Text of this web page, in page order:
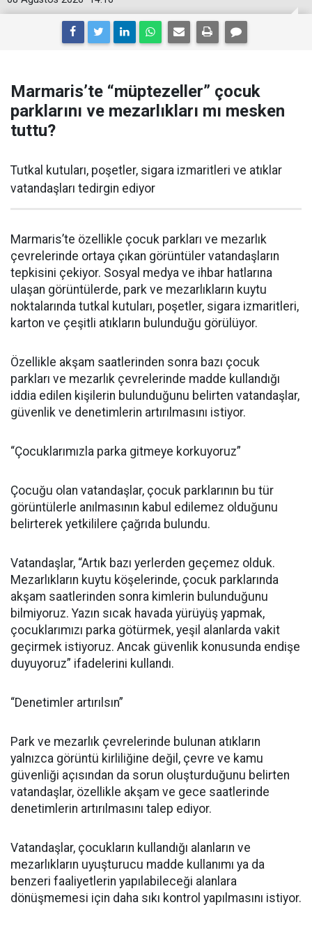
Marmaris’te “müptezeller” çocuk
parklarını ve mezarlıkları mı mesken
tuttu?
Tutkal kutuları, poşetler, sigara izmaritleri ve atıklar
vatandaşları tedirgin ediyor
Marmaris’te özellikle çocuk parkları ve mezarlık
çevrelerinde ortaya çıkan görüntüler vatandaşların
tepkisini çekiyor. Sosyal medya ve ihbar hatlarına
ulaşan görüntülerde, park ve mezarlıkların kuytu
noktalarında tutkal kutuları, poşetler, sigara izmaritleri,
karton ve çeşitli atıkların bulunduğu görülüyor.
Özellikle akşam saatlerinden sonra bazı çocuk
parkları ve mezarlık çevrelerinde madde kullandığı
iddia edilen kişilerin bulunduğunu belirten vatandaşlar,
güvenlik ve denetimlerin artırılmasını istiyor.
“Çocuklarımızla parka gitmeye korkuyoruz”
Çocuğu olan vatandaşlar, çocuk parklarının bu tür
görüntülerle anılmasının kabul edilemez olduğunu
belirterek yetkililere çağrıda bulundu.
Vatandaşlar, “Artık bazı yerlerden geçemez olduk.
Mezarlıkların kuytu köşelerinde, çocuk parklarında
akşam saatlerinden sonra kimlerin bulunduğunu
bilmiyoruz. Yazın sıcak havada yürüyüş yapmak,
çocuklarımızı parka götürmek, yeşil alanlarda vakit
geçirmek istiyoruz. Ancak güvenlik konusunda endişe
duyuyoruz” ifadelerini kullandı.
“Denetimler artırılsın”
Park ve mezarlık çevrelerinde bulunan atıkların
yalnızca görüntü kirliliğine değil, çevre ve kamu
güvenliği açısından da sorun oluşturduğunu belirten
vatandaşlar, özellikle akşam ve gece saatlerinde
denetimlerin artırılmasını talep ediyor.
Vatandaşlar, çocukların kullandığı alanların ve
mezarlıkların uyuşturucu madde kullanımı ya da
benzeri faaliyetlerin yapılabileceği alanlara
dönüşmemesi için daha sıkı kontrol yapılmasını istiyor.